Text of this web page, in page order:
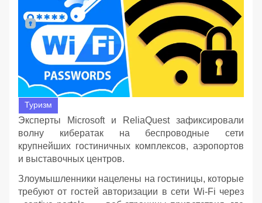
Туризм
Эксперты Microsoft и ReliaQuest зафиксировали
волну кибератак на беспроводные сети
крупнейших гостиничных комплексов, аэропортов
и выставочных центров.
Злоумышленники нацелены на гостиницы, которые
требуют от гостей авторизации в сети Wi-Fi через